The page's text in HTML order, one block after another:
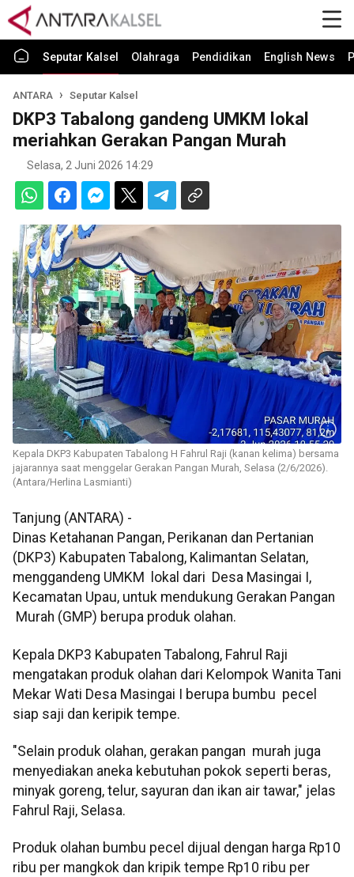
Seputar Kalsel Olahraga Pendidikan English News
ANTARA Seputar Kalsel
DKP3 Tabalong gandeng UMKM lokal
meriahkan Gerakan Pangan Murah
Selasa, 2 Juni 2026 14:29
Kepala DKP3 Kabupaten Tabalong H Fahrul Raji (kanan kelima) bersama
jajarannya saat menggelar Gerakan Pangan Murah, Selasa (2/6/2026).
(Antara/Herlina Lasmianti)
Tanjung (ANTARA) -
Dinas Ketahanan Pangan, Perikanan dan Pertanian
(DKP3) Kabupaten Tabalong, Kalimantan Selatan,
menggandeng UMKM lokal dari Desa Masingai I,
Kecamatan Upau, untuk mendukung Gerakan Pangan
Murah (GMP) berupa produk olahan.
Kepala DKP3 Kabupaten Tabalong, Fahrul Raji
mengatakan produk olahan dari Kelompok Wanita Tani
Mekar Wati Desa Masingai I berupa bumbu pecel
siap saji dan keripik tempe.
"Selain produk olahan, gerakan pangan murah juga
menyediakan aneka kebutuhan pokok seperti beras,
minyak goreng, telur, sayuran dan ikan air tawar," jelas
Fahrul Raji, Selasa.
Produk olahan bumbu pecel dijual dengan harga Rp10
ribu per mangkok dan kripik tempe Rp10 ribu per